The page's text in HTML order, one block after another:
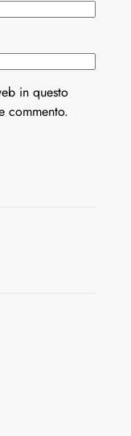
in questo
commento.